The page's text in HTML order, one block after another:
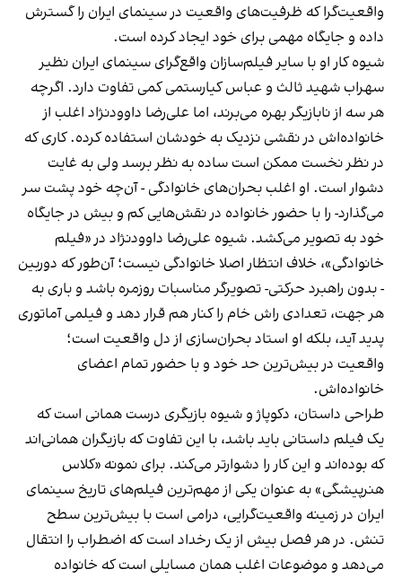
واقعیت‌گرا که ظرفیت‌های واقعیت در سینمای ایران را گسترش
داده و جایگاه مهمی برای خود ایجاد کرده است.
شیوه کار او با سایر فیلم‌سازان واقع‌گرای سینمای ایران نظیر
سهراب شهید ثالث و عباس کیارستمی کمی تفاوت دارد. اگرچه
هر سه از نابازیگر بهره می‌برند، اما علی‌رضا داوودنژاد اغلب از
خانواده‌اش در نقشی نزدیک به خودشان استفاده کرده. کاری که
در نظر نخست ممکن است ساده به نظر برسد ولی به غایت
دشوار است. او اغلب بحران‌های خانوادگی - آن‌چه خود پشت سر
می‌گذارد- را با حضور خانواده‌ در نقش‌هایی کم و بیش در جایگاه
خود به تصویر می‌کشد. شیوه علی‌رضا داوودنژاد در «فیلم
خانوادگی»، خلاف انتظار اصلا خانوادگی نیست؛ آن‌طور که دوربین
- بدون راهبرد حرکتی- تصویرگر مناسبات روزمره باشد و باری به
هر جهت، تعدادی راش خام را کنار هم قرار دهد و فیلمی آماتوری
پدید آید، بلکه او استاد بحران‌سازی از دل واقعیت است؛
واقعیت در بیش‌ترین حد خود و با حضور تمام اعضای
خانواده‌اش.
طراحی داستان، دکوپاژ و شیوه بازیگری درست همانی است که
یک فیلم داستانی باید باشد، با این تفاوت که بازیگران همانی‌اند
که بوده‌اند و این کار را دشوارتر می‌کند. برای نمونه «کلاس
هنرپیشگی» به عنوان یکی از مهم‌ترین فیلم‌های تاریخ سینمای
ایران در زمینه واقعیت‌گرایی، درامی است با بیش‌ترین سطح
تنش. در هر فصل بیش از یک رخداد است که اضطراب را انتقال
می‌دهد و موضوعات اغلب همان مسایلی است که خانواده